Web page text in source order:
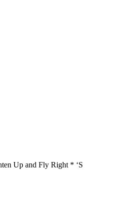
Up and Fly Right * ‘S